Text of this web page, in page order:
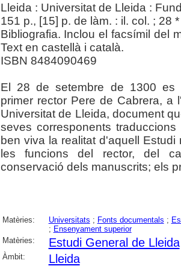
Lleida : Universitat de Lleida :
151 p., [15] p. de làm. : il. col. ; 28
Bibliografia. Inclou el facsímil del
Text en castellà i català.
ISBN 8484090469
El 28 de setembre de 1300 es
primer rector Pere de Cabrera, a
Universitat de Lleida, document
seves corresponents
ben viva la realitat d'aquell
les funcions del rector, del
conservació dels manuscrits; els
Matèries: Universitats ; Fonts documentals ;
; Ensenyament superior
Matèries:
Estudi General de Lleida
Àmbit: Lleida